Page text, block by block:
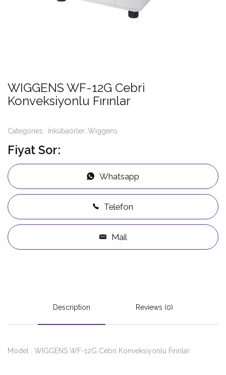
WIGGENS WF-12G Cebri
Konveksiyonlu Fırınlar
Categories: İnkübaörler Wiggens
Fiyat Sor:
Whatsapp
Telefon
Mail
Description Reviews (0)
Model : WIGGENS WF-12G Cebri Konveksiyonlu Fırınlar